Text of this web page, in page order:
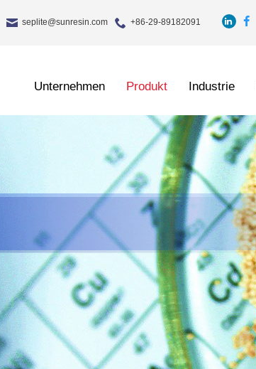
seplite@sunresin.com +86-29-89182091
Unternehmen Produkt Industrie